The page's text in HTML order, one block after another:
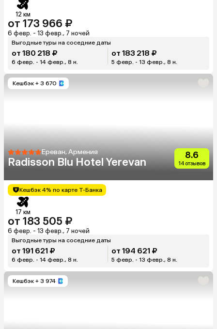
12 км
от 173 966 ₽
6 февр. - 13 февр., 7 ночей
Выгодные туры на соседние даты
от 180 218 ₽
6 февр. - 14 февр., 8 н.
от 183 218 ₽
5 февр. - 13 февр., 8 н.
Кешбэк + 3 670
Ереван, Армения
Radisson Blu Hotel Yerevan
8.6
14 отзывов
Кешбэк 4% по карте Т-Банка
17 км
от 183 505 ₽
6 февр. - 13 февр., 7 ночей
Выгодные туры на соседние даты
от 191 621 ₽
6 февр. - 14 февр., 8 н.
от 194 621 ₽
5 февр. - 13 февр., 8 н.
Кешбэк + 3 974